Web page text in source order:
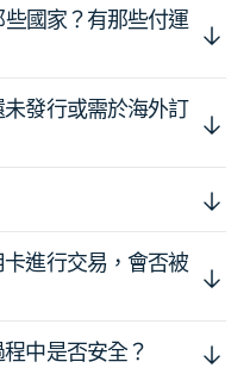
國家？有那些付運
發行或需於海外訂
進行交易，會否被
中是否安全？